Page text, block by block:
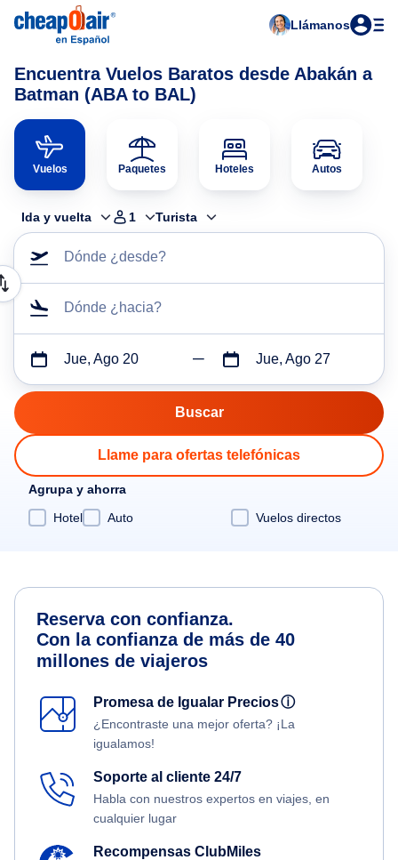
Llámanos
Encuentra Vuelos Baratos desde Abakán a
Batman (ABA to BAL)
Vuelos Paquetes Hoteles Autos
Ida y vuelta 1 Turista
Dónde ¿desde?
Dónde ¿hacia?
Jue, Ago 20 Jue, Ago 27
Llame para ofertas telefónicas
Agrupa y ahorra
Hotel
Auto Vuelos directos
Reserva con confianza.
Con la confianza de más de 40
millones de viajeros
Promesa de Igualar Preciosⓘ
¿Encontraste una mejor oferta? ¡La
igualamos!
Soporte al cliente 24/7
Habla con nuestros expertos en viajes, en
cualquier lugar
Recompensas ClubMiles